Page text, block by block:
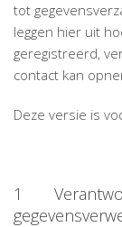
tot
leggen hier uit
geregistreerd,
contact kan
Deze versie is
1